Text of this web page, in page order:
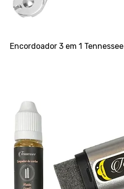
Encordoador 3 em 1 Tennessee